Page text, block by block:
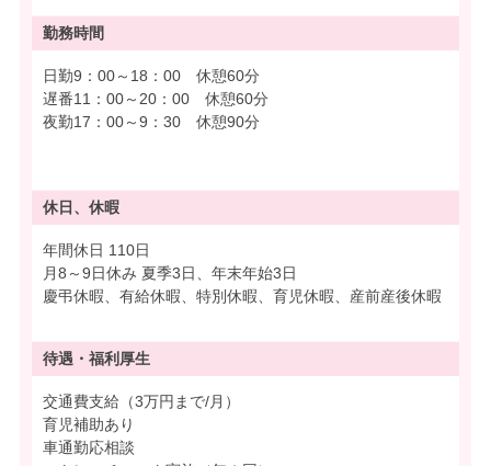
勤務時間
日勤9：00～18：00 休憩60分
遅番11：00～20：00 休憩60分
夜勤17：00～9：30 休憩90分
休日、休暇
年間休日 110日
月8～9日休み 夏季3日、年末年始3日
慶弔休暇、有給休暇、特別休暇、育児休暇、産前産後休暇
待遇・ 福利厚生
交通費支給（3万円まで/月）
育児補助あり
車通勤応相談